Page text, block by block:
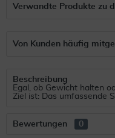
Verwandte Produkte zu
Von Kunden häufig
Beschreibung
Egal, ob Gewicht halten
Ziel ist: Das umfassende
Bewertungen 0